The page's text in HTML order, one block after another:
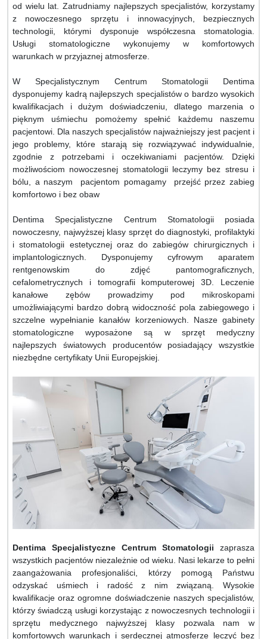
od wielu lat. Zatrudniamy najlepszych specjalistów, korzystamy
z nowoczesnego sprzętu i innowacyjnych, bezpiecznych
technologii, którymi dysponuje współczesna stomatologia.
Usługi stomatologiczne wykonujemy w komfortowych
warunkach w przyjaznej atmosferze.
W Specjalistycznym Centrum Stomatologii Dentima
dysponujemy kadrą najlepszych specjalistów o bardzo wysokich
kwalifikacjach i dużym doświadczeniu, dlatego marzenia o
pięknym uśmiechu pomożemy spełnić każdemu naszemu
pacjentowi. Dla naszych specjalistów najważniejszy jest pacjent i
jego problemy, które starają się rozwiązywać indywidualnie,
zgodnie z potrzebami i oczekiwaniami pacjentów. Dzięki
możliwościom nowoczesnej stomatologii leczymy bez stresu i
bólu, a naszym pacjentom pomagamy przejść przez zabieg
komfortowo i bez obaw
Dentima Specjalistyczne Centrum Stomatologii posiada
nowoczesny, najwyższej klasy sprzęt do diagnostyki, profilaktyki
i stomatologii estetycznej oraz do zabiegów chirurgicznych i
implantologicznych. Dysponujemy cyfrowym aparatem
rentgenowskim do zdjęć pantomograficznych,
cefalometrycznych i tomografii komputerowej 3D. Leczenie
kanałowe zębów prowadzimy pod mikroskopami
umożliwiającymi bardzo dobrą widoczność pola zabiegowego i
szczelne wypełnianie kanałów korzeniowych. Nasze gabinety
stomatologiczne wyposażone są w sprzęt medyczny
najlepszych światowych producentów posiadający wszystkie
niezbędne certyfikaty Unii Europejskiej.
Dentima Specjalistyczne Centrum Stomatologii zaprasza
wszystkich pacjentów niezależnie od wieku. Nasi lekarze to pełni
zaangażowania profesjonaliści, którzy pomogą Państwu
odzyskać uśmiech i radość z nim związaną. Wysokie
kwalifikacje oraz ogromne doświadczenie naszych specjalistów,
którzy świadczą usługi korzystając z nowoczesnych technologii i
sprzętu medycznego najwyższej klasy pozwala nam w
komfortowych warunkach i serdecznej atmosferze leczyć bez